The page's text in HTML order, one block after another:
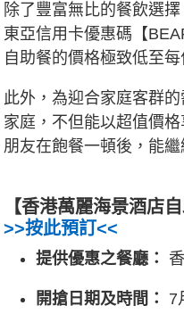
除了豐富無比的餐飲選
東亞信用卡優惠碼【
自助餐的價格極致低至
此外，為迎合家庭客群
家庭，不但能以超值價
朋友在飽餐一頓後，能
【香港萬麗海景酒店
>>按此預訂<<
提供優惠之餐廳：
開搶日期及時間： 7